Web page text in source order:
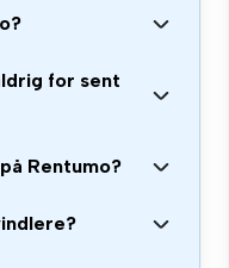
for sent
Rentumo?